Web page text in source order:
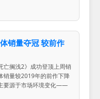
销量夺冠 较前作
亡搁浅2》成功登顶上周销
销量较2019年的前作下降
要源于市场环境变化——